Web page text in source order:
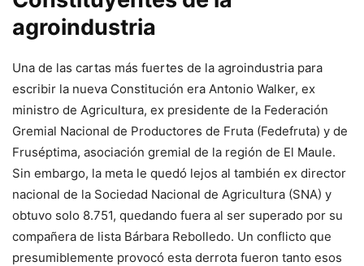
agroindustria
Una de las cartas más fuertes de la agroindustria para
escribir la nueva Constitución era Antonio Walker, ex
ministro de Agricultura, ex presidente de la Federación
Gremial Nacional de Productores de Fruta (Fedefruta) y de
Fruséptima, asociación gremial de la región de El Maule.
Sin embargo, la meta le quedó lejos al también ex director
nacional de la Sociedad Nacional de Agricultura (SNA) y
obtuvo solo 8.751, quedando fuera al ser superado por su
compañera de lista Bárbara Rebolledo. Un conflicto que
presumiblemente provocó esta derrota fueron tanto esos